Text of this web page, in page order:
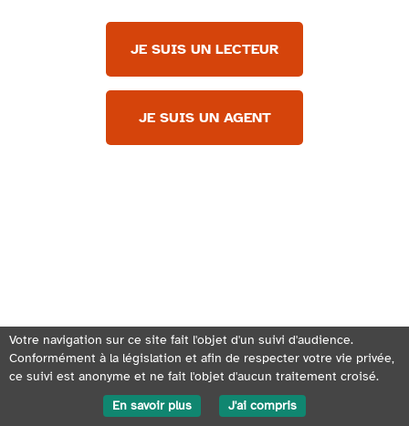
JE SUIS UN LECTEUR
JE SUIS UN AGENT
Votre navigation sur ce site fait l'objet d'un suivi d'audience.
Conformément à la législation et afin de respecter votre vie privée,
ce suivi est anonyme et ne fait l'objet d'aucun traitement croisé.
En savoir plus
J'ai compris